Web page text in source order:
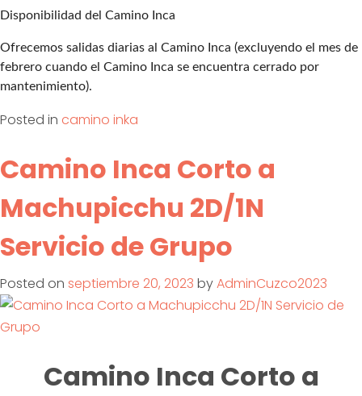
Disponibilidad del Camino Inca
Ofrecemos salidas diarias al Camino Inca (excluyendo el mes de
febrero cuando el Camino Inca se encuentra cerrado por
mantenimiento).
Posted in camino inka
Camino Inca Corto a
Machupicchu 2D/1N
Servicio de Grupo
Posted on septiembre 20, 2023 byAdminCuzco2023
Camino Inca Corto a